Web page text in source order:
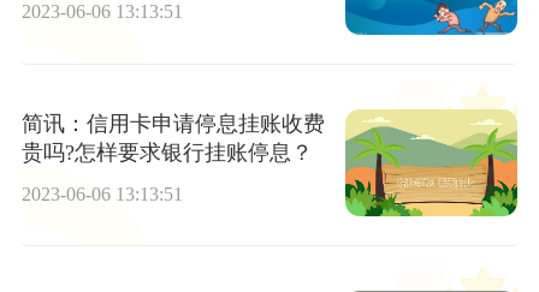
2023-06-06 13:13:51
简讯：信用卡申请停息挂账收费
贵吗?怎样要求银行挂账停息？
2023-06-06 13:13:51